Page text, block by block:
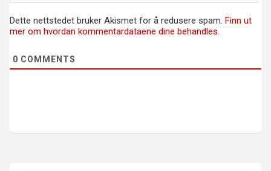
Dette nettstedet bruker Akismet for å redusere spam. Finn ut
mer om hvordan kommentardataene dine behandles.
0 COMMENTS